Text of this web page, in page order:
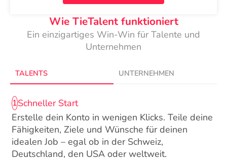
Wie TieTalent funktioniert
Ein einzigartiges Win-Win für Talente und
Unternehmen
TALENTS UNTERNEHMEN
1Schneller Start
Erstelle dein Konto in wenigen Klicks. Teile deine
Fähigkeiten, Ziele und Wünsche für deinen
idealen Job – egal ob in der Schweiz,
Deutschland, den USA oder weltweit.